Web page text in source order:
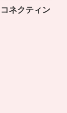
ネクティン